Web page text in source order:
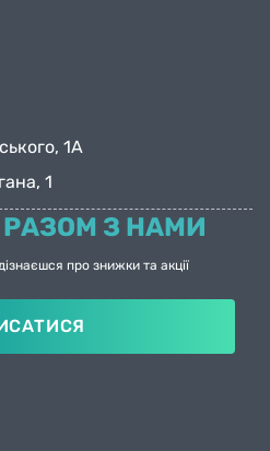
1А
1
РАЗОМ З НАМИ
про знижки та акції